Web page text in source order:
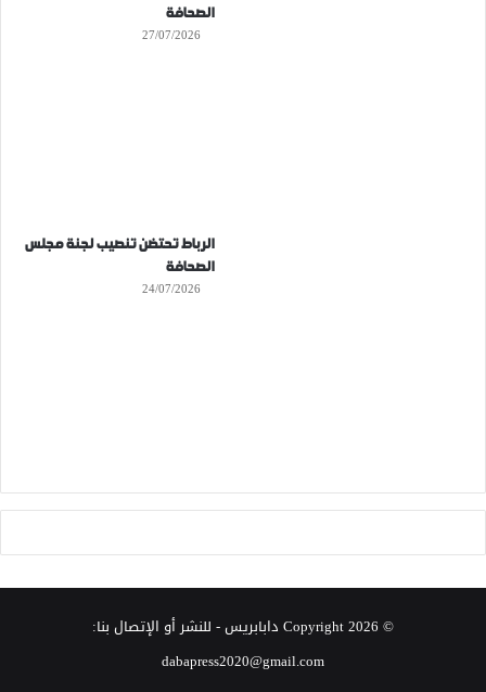
الصحافة
27/07/2026
الرباط تحتضن تنصيب لجنة مجلس
الصحافة
24/07/2026
© Copyright 2026 دابابريس- للنشر أو الإتصال بنا:
dabapress2020@gmail.com